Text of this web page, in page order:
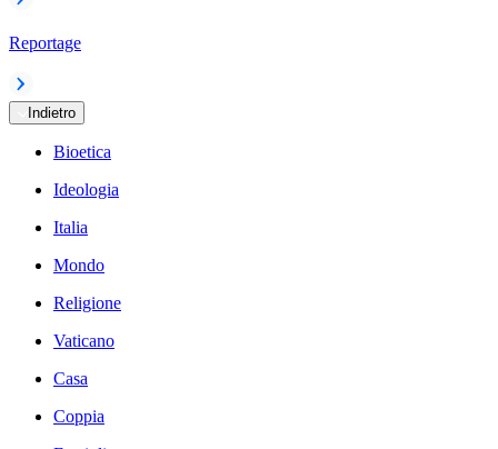
Reportage
Indietro
Bioetica
Ideologia
Italia
Mondo
Religione
Vaticano
Casa
Coppia